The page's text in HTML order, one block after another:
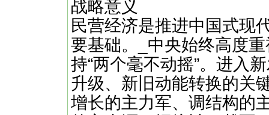
战略意义
民营经济是推进中国式现
要基础。_中央始终高度
持“两个毫不动摇”。进入
升级、新旧动能转换的关
增长的主力军、调结构的